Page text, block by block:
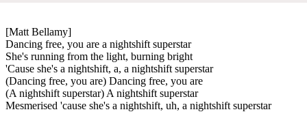
[Matt Bellamy]
Dancing free, you are a nightshift superstar
She's running from the light, burning bright
'Cause she's a nightshift, a, a nightshift superstar
(Dancing free, you are) Dancing free, you are
(A nightshift superstar) A nightshift superstar
Mesmerised 'cause she's a nightshift, uh, a nightshift superstar